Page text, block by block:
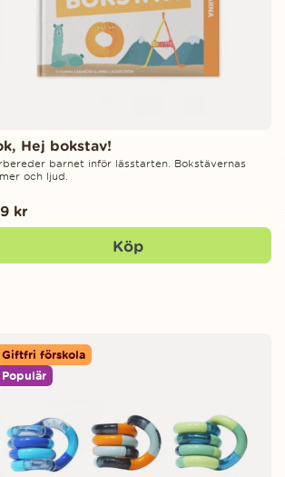
Hej bokstav!
barnet inför lässtarten. Bokstävernas
och ljud.
kr
Köp
Giftfri förskola
Populär